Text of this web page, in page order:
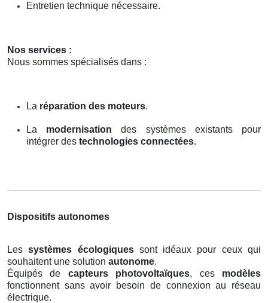
Entretien technique nécessaire.
Nos services :
Nous sommes spécialisés dans :
La réparation des moteurs.
La modernisation des systèmes existants pour
intégrer des technologies connectées.
Dispositifs autonomes
Lessystèmes écologiquessont idéaux pour ceux qui
souhaitent une solution autonome.
Équipés de capteurs photovoltaïques, ces modèles
fonctionnent sans avoir besoin de connexion au réseau
électrique.